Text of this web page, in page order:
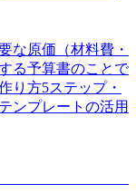
な原価（材料費・
る予算書のことで
り方5ステップ・
ンプレートの活用